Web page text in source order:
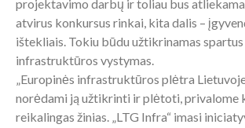
projektavimo darbų ir toliau bus
atvirus konkursus rinkai, kita dalis –
ištekliais. Tokiu būdu užtikrinamas
infrastruktūros vystymas.
„Europinės infrastruktūros plėtra
norėdami ją užtikrinti ir plėtoti, privalome
reikalingas žinias. „LTG Infra“ imasi